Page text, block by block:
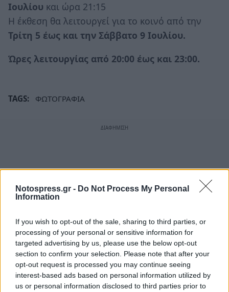
Notospress.gr - Do Not Process My Personal
Information
If you wish to opt-out of the sale, sharing to third parties, or
processing of your personal or sensitive information for
targeted advertising by us, please use the below opt-out
section to confirm your selection. Please note that after your
opt-out request is processed you may continue seeing
interest-based ads based on personal information utilized by
us or personal information disclosed to third parties prior to
Ιουλίου και ώρα 21:15
H έκθεση θα λειτουργεί για το κοινό από την
Τρίτη 5 έως και την Σάββατο 9 Ιουλίου.
Ώρες λειτουργίας από 20:00 έως και 23:00.
TAGS: ΦΩΤΟΓΡΑΦΙΑ